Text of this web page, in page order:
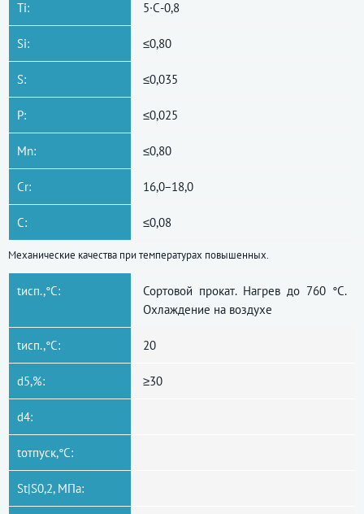
Ti: 5·С-0,8
Si: ≤0,80
S: ≤0,035
P: ≤0,025
Mn: ≤0,80
Cr: 16,0−18,0
C: ≤0,08
Механические качества при температурах повышенных.
tисп.,°C:
Сортовой прокат. Нагрев до 760 °C.
Охлаждение на воздухе
tисп.,°C: 20
d5,%: ≥30
d4:
tотпуск,°C:
St|S0,2, МПа: